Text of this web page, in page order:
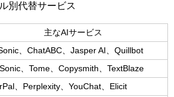
別代替サービス
主なAIサービス
、ChatABC、Jasper AI、Quillbot
、Tome、Copysmith、TextBlaze
、Perplexity、YouChat、Elicit